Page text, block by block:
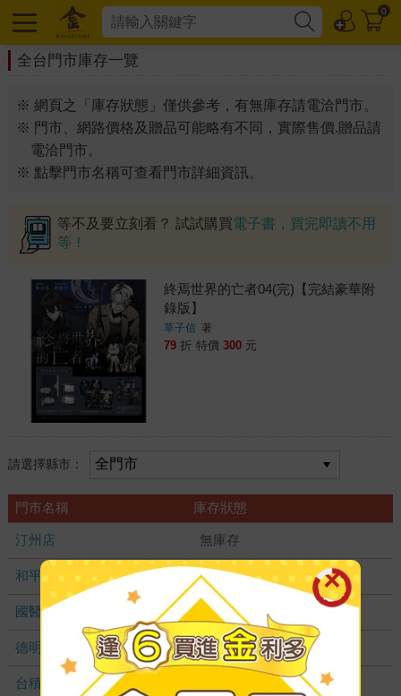
0
全台門市庫存一覽
※ 網頁之「庫存狀態」僅供參考，有無庫存請電洽門市。
※ 門市、網路價格及贈品可能略有不同，實際售價.贈品請
電洽門市。
※ 點擊門市名稱可查看門市詳細資訊。
等不及要立刻看？ 試試購買電子書，買完即讀不用
等！
終焉世界的亡者04(完)【完結豪華附
錄版】
草子信 著
79 折 特價 300 元
請選擇縣市：
門市名稱 庫存狀態
汀州店 無庫存
和平店 無庫存
國醫加盟店 無庫存
德明加盟店 無庫存
台積店